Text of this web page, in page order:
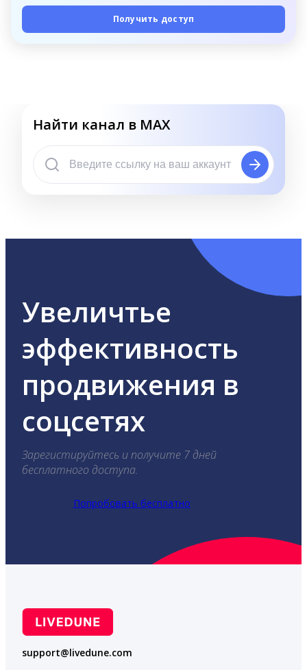
Получить доступ
Найти канал в MAX
Увеличтье
эффективность
продвижения в
соцсетях
Зарегистируйтесь и получите 7 дней
бесплатного доступа.
Попробовать бесплатно
support@livedune.com